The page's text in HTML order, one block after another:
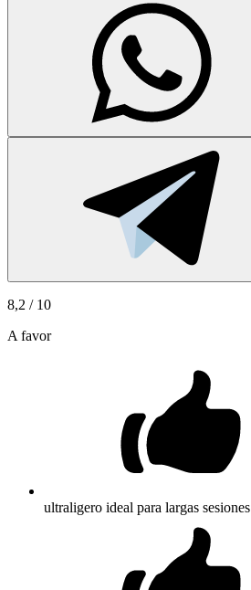
8,2 / 10
A favor
ultraligero ideal para largas sesiones